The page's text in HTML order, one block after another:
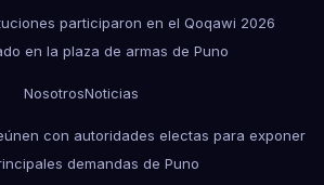
participaron en el Qoqawi 2026
en la plaza de armas de Puno
NosotrosNoticias
con autoridades electas para exponer
demandas de Puno